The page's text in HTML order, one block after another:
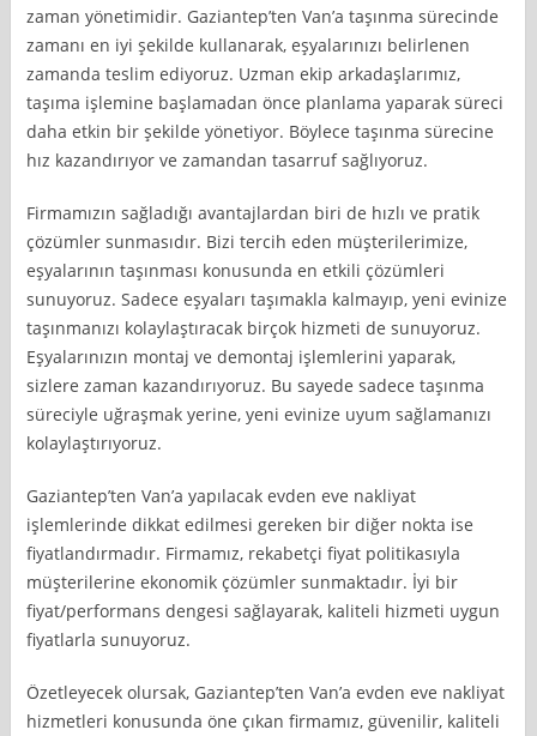
zaman yönetimidir. Gaziantep’ten Van’a taşınma sürecinde
zamanı en iyi şekilde kullanarak, eşyalarınızı belirlenen
zamanda teslim ediyoruz. Uzman ekip arkadaşlarımız,
taşıma işlemine başlamadan önce planlama yaparak süreci
daha etkin bir şekilde yönetiyor. Böylece taşınma sürecine
hız kazandırıyor ve zamandan tasarruf sağlıyoruz.
Firmamızın sağladığı avantajlardan biri de hızlı ve pratik
çözümler sunmasıdır. Bizi tercih eden müşterilerimize,
eşyalarının taşınması konusunda en etkili çözümleri
sunuyoruz. Sadece eşyaları taşımakla kalmayıp, yeni evinize
taşınmanızı kolaylaştıracak birçok hizmeti de sunuyoruz.
Eşyalarınızın montaj ve demontaj işlemlerini yaparak,
sizlere zaman kazandırıyoruz. Bu sayede sadece taşınma
süreciyle uğraşmak yerine, yeni evinize uyum sağlamanızı
kolaylaştırıyoruz.
Gaziantep’ten Van’a yapılacak evden eve nakliyat
işlemlerinde dikkat edilmesi gereken bir diğer nokta ise
fiyatlandırmadır. Firmamız, rekabetçi fiyat politikasıyla
müşterilerine ekonomik çözümler sunmaktadır. İyi bir
fiyat/performans dengesi sağlayarak, kaliteli hizmeti uygun
fiyatlarla sunuyoruz.
Özetleyecek olursak, Gaziantep’ten Van’a evden eve nakliyat
hizmetleri konusunda öne çıkan firmamız, güvenilir, kaliteli